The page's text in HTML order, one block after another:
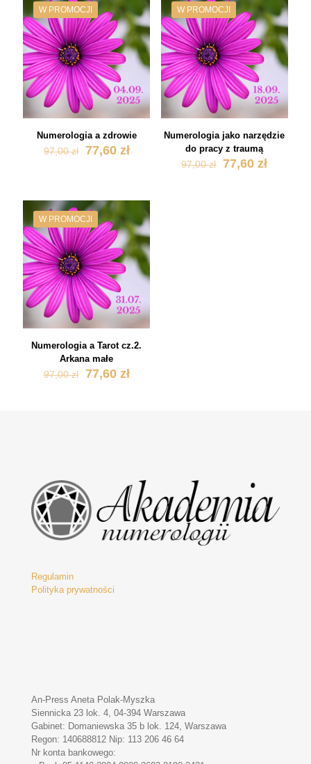
W PROMOCJI
Numerologia a zdrowie
97,00zł
Pierwotna
77,60 złAktualna
W PROMOCJI
Numerologia jako narzędzie
do pracy z traumą
97,00zł
Pierwotna
77,60zł
W PROMOCJI
Numerologia a Tarot cz.2.
Arkana małe
97,00zł
Pierwotna
77,60 złAktualna
Regulamin
Polityka prywatności
An-Press Aneta Polak-Myszka
Siennicka 23 lok. 4, 04-394 Warszawa
Gabinet: Domaniewska 35 b lok. 124, Warszawa
Regon: 140688812 Nip: 113 206 46 64
Nr konta bankowego: